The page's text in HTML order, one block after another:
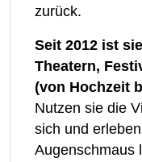
zurück.
Seit 2012 ist
Theatern,
(von Hochzeit
Nutzen sie die
sich und
Augenschmaus